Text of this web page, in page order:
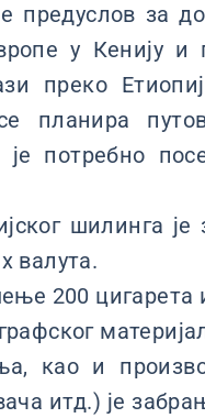
предуслов за
у Кенију
преко
планира
потребно
шилинга
валута.
200 цигарета
као и
итд.) је